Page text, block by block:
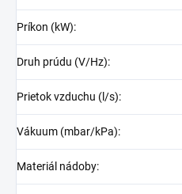
Príkon (kW):
Druh prúdu (V/Hz):
Prietok vzduchu (l/s):
Vákuum (mbar/kPa):
Materiál nádoby: